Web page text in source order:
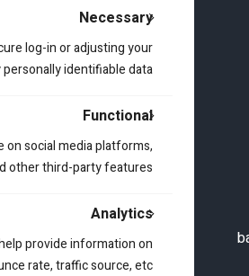
Necessary
log-in or adjusting your
identifiable data.
Functional
social media platforms,
other third-party features.
Analytics
provide information on
rate, traffic source, etc.